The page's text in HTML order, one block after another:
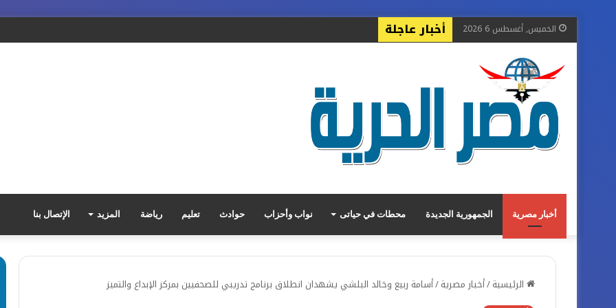
الخميس, أغسطس 6 2026 أخبار عاجلة
جريدة
مصر
أخبار مصرية الجمهورية الجديدة محطات في حياتى نواب وأحزاب حوادث تعليم رياضة المزيد الإتصال بنا
الرئيسية/أخبار مصرية/أسامة ربيع وخالد البلشي يشهدان انطلاق برنامج تدريبي للصحفيين بمركز الإبداع والتميز